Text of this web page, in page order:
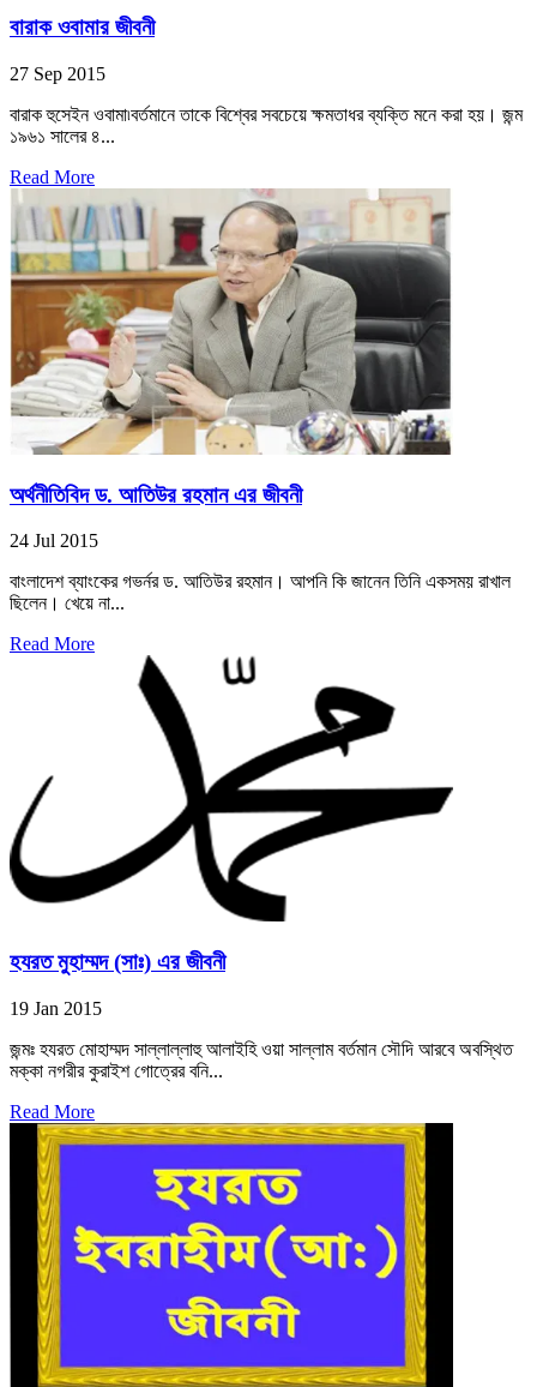
বারাক ওবামার জীবনী
27 Sep 2015
বারাক হুসেইন ওবামা৷বর্তমানে তাকে বিশ্বের সবচেয়ে ক্ষমতাধর ব্যক্তি মনে করা হয়। জন্ম
১৯৬১ সালের ৪...
Read More
অর্থনীতিবিদ ড. আতিউর রহমান এর জীবনী
24 Jul 2015
বাংলাদেশ ব্যাংকের গভর্নর ড. আতিউর রহমান। আপনি কি জানেন তিনি একসময় রাখাল
ছিলেন। খেয়ে না...
Read More
হযরত মুহাম্মদ (সাঃ) এর জীবনী
19 Jan 2015
জন্মঃ হযরত মোহাম্মদ সাল্লাল্লাহু আলাইহি ওয়া সাল্লাম বর্তমান সৌদি আরবে অবস্থিত
মক্কা নগরীর কুরাইশ গোত্রের বনি...
Read More